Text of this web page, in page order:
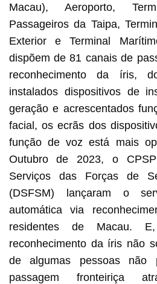
Macau), Aeroporto,
Passageiros da Taipa,
Exterior e Terminal
dispõem de 81 canais de
reconhecimento da íris,
instalados dispositivos de
geração e acrescentados
facial, os ecrãs dos
função de voz está mais
Outubro de 2023, o
Serviços das Forças de
(DSFSM) lançaram o
automática via
residentes de Macau.
reconhecimento da íris não
de algumas pessoas não
passagem fronteiriça